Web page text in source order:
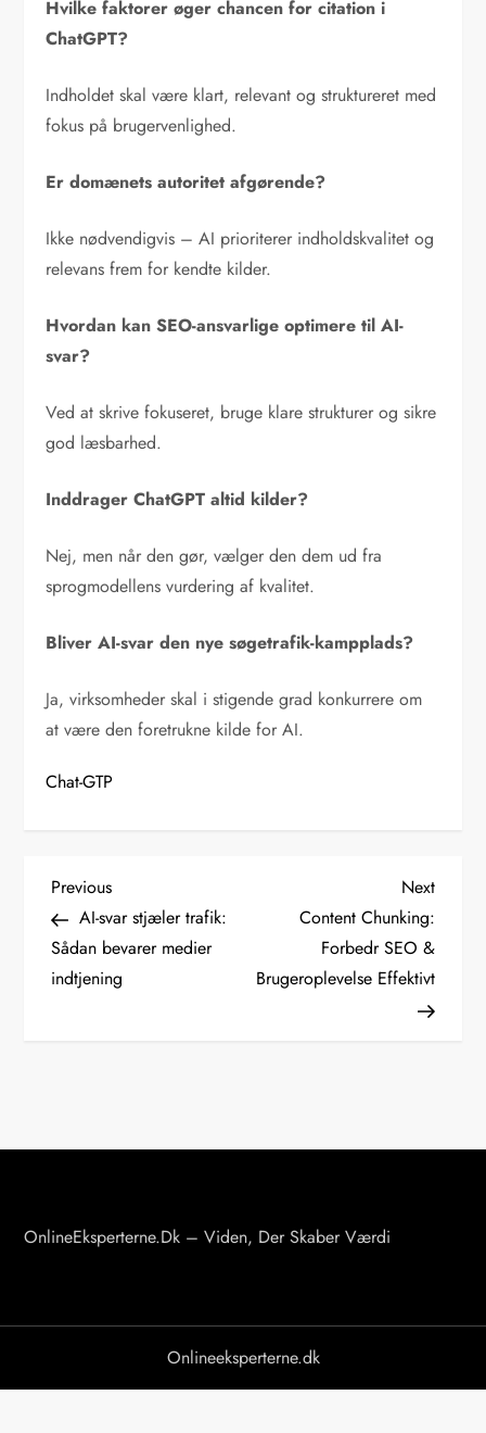
Hvilke faktorer øger chancen for citation i
ChatGPT?
Indholdet skal være klart, relevant og struktureret med
fokus på brugervenlighed.
Er domænets autoritet afgørende?
Ikke nødvendigvis – AI prioriterer indholdskvalitet og
relevans frem for kendte kilder.
Hvordan kan SEO-ansvarlige optimere til AI-
svar?
Ved at skrive fokuseret, bruge klare strukturer og sikre
god læsbarhed.
Inddrager ChatGPT altid kilder?
Nej, men når den gør, vælger den dem ud fra
sprogmodellens vurdering af kvalitet.
Bliver AI-svar den nye søgetrafik-kampplads?
Ja, virksomheder skal i stigende grad konkurrere om
at være den foretrukne kilde for AI.
Chat-GTP
I
n
d
n
v
Previous
Post
Previous
AI-svar stjæler trafik:
Sådan bevarer medier
indtjening
Next
Post
Next
Content Chunking:
Forbedr SEO &
Brugeroplevelse Effektivt
OnlineEksperterne.dk – Viden, Der Skaber Værdi
Onlineeksperterne.dk